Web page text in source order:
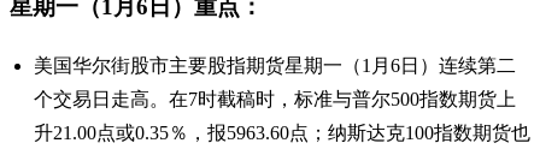
星期一（1月6日）重点：
美国华尔街股市主要股指期货星期一（1月6日）连续第二
个交易日走高。在7时截稿时，标准与普尔500指数期货上
升21.00点或0.35％，报5963.60点；纳斯达克100指数期货也